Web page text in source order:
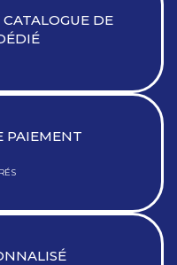
DE
PAIEMENT